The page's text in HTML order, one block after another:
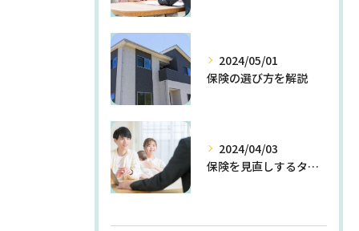
2024/05/01
保険の選び方を解説
2024/04/03
保険を見直しするタイミングとは